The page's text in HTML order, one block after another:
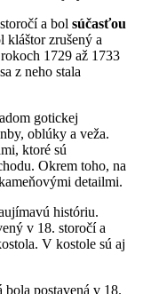
a bol súčasťou
kláštor zrušený a
1729 až 1733
z neho stala
gotickej
oblúky a veža.
ktoré sú
Okrem toho, na
detailmi.
históriu.
v 18. storočí a
V kostole sú aj
bola postavená v 18.